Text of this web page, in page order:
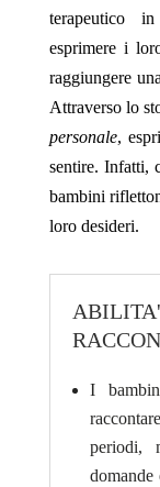
terapeutico
esprimere i
raggiungere
Attraverso lo
personale,
sentire. Infatti,
bambini
loro desideri.
I
periodi,